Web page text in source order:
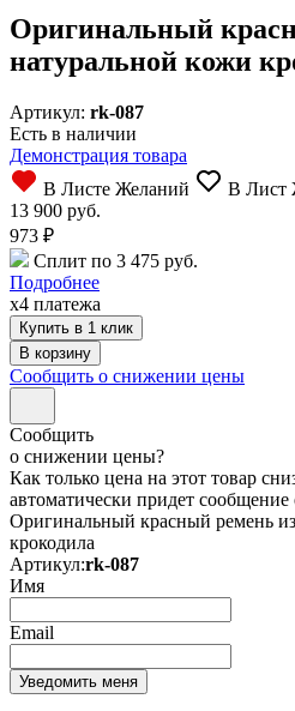
Оригинальный
натуральной кожи
Артикул: rk-087
Есть в наличии
Демонстрация товара
В Листе Желаний
В Лист
13 900 руб.
973 ₽
Сплит по 3 475 руб.
Подробнее
x4 платежа
Купить в 1 клик
Сообщить о снижении цены
Сообщить
о снижении цены?
Как только цена на этот товар
автоматически придет сообщение
Оригинальный красный ремень
крокодила
Артикул:rk-087
Имя
Email